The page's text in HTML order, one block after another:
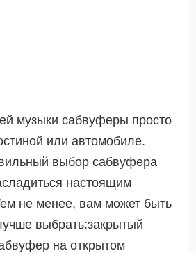
музыки сабвуферы просто
или автомобиле.
выбор сабвуфера
настоящим
не менее, вам может быть
выбрать:закрытый
на открытом